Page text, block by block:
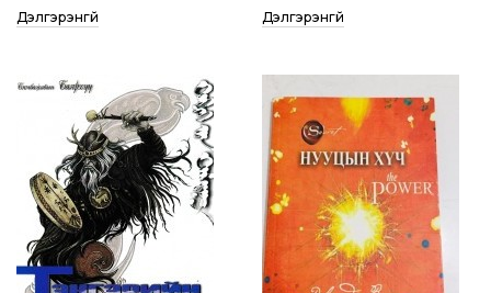
Дэлгэрэнгүй Дэлгэрэнгүй